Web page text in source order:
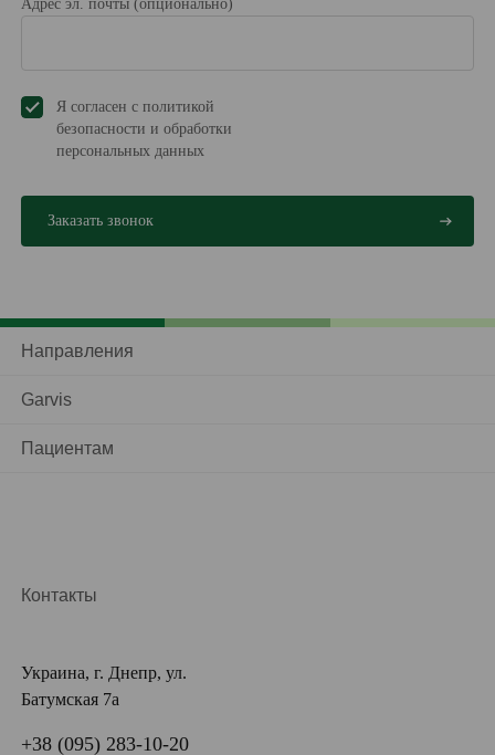
Адрес эл. почты (опционально)
Я согласен с политикой
безопасности и обработки
персональных данных
Направления
Garvis
Пациентам
Контакты
Украина, г. Днепр, ул.
Батумская 7а
+38 (095) 283-10-20